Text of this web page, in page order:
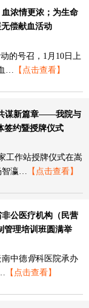
浓情更浓；为生命
偿献血活动
的号召，1月10日上
…
【点击查看】
谋新篇章——我院与
签约暨授牌仪式
工作站授牌仪式在嵩
智瀛… 【点击查看】
公医疗机构（民营
管理培训班圆满举
中德骨科医院承办
【点击查看】